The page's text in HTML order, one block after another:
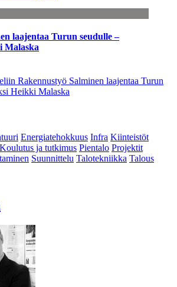
laajentaa Turun seudulle –
Malaska
Rakennustyö Salminen laajentaa Turun
Heikki Malaska
Energiatehokkuus Infra Kiinteistöt
Koulutus ja tutkimus Pientalo Projektit
Suunnittelu Talotekniikka Talous